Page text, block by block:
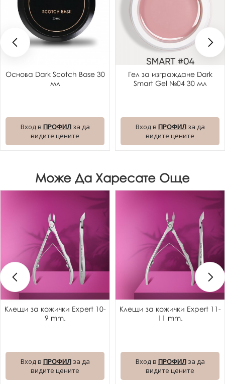
Основа Dark Scotch Base 30
мл
Вход в ПРОФИЛза да
видите цените
Гел за изграждане Dark
Smart Gel №04 30 мл
Вход в ПРОФИЛза да
видите цените
Може Да Харесате Още
Клещи за кожички Expert 10-
9 mm.
Вход в ПРОФИЛза да
видите цените
Клещи за кожички Expert 11-
11 mm.
Вход в ПРОФИЛза да
видите цените